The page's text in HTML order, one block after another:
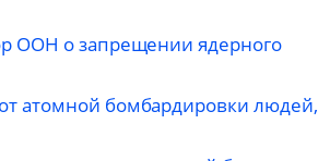
ООН о запрещении ядерного
атомной бомбардировки людей,